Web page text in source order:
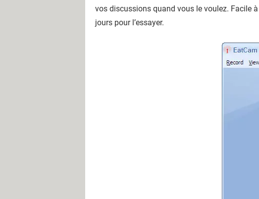
vos discussions quand vous le voulez. Facile
jours pour l’essayer.